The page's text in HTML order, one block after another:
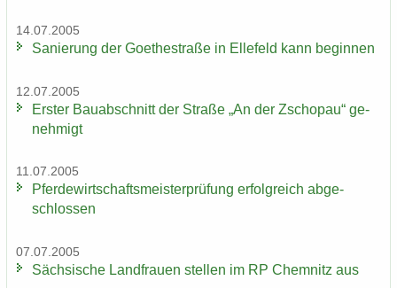
14.07.2005
Sa­nie­rung der Goe­the­stra­ße in El­le­feld kann be­gin­nen
12.07.2005
Ers­ter Bau­ab­schnitt der Stra­ße „An der Zscho­pau“ ge­
neh­migt
11.07.2005
Pfer­de­wirt­schafts­meis­ter­prü­fung er­folg­reich ab­ge­
schlos­sen
07.07.2005
Säch­si­sche Land­frau­en stel­len im RP Chem­nitz aus